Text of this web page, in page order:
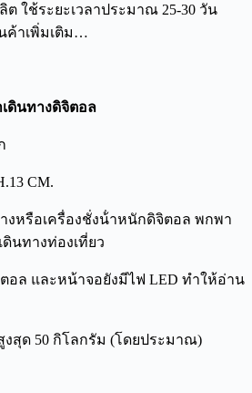
ต ใช้ระยะเวลาประมาณ 25-30 วัน
ค้าเพิ่มเติม…
ดินทางดิจิตอล
CM.
างหรือเครื่องชั่งน้ําหนักดิจิตอล พกพา
นทางท่องเที่ยว
อล และหน้าจอยังมีไฟ LED ทำให้อ่าน
สุด 50 กิโลกรัม (โดยประมาณ)